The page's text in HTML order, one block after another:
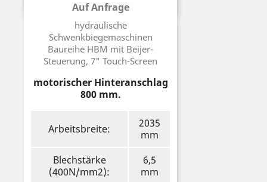
Auf Anfrage
Preis
hydraulische
Schwenkbiegemaschinen
Baureihe HBM mit Beijer-
Steuerung, 7" Touch-Screen
motorischer Hinteranschlag
800 mm.
Arbeitsbreite:
2035
mm
Blechstärke
(400N/mm2):
6,5
mm